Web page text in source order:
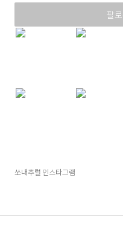
팔
쏘내추럴 인스타그램